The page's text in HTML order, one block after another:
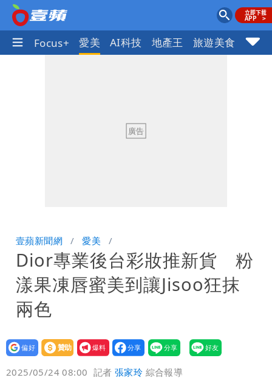
題 Focus+ 愛美 AI科技 地產王 旅遊美食 車市
壹蘋新聞網 愛美
Dior專業後台彩妝推新貨 粉
漾果凍唇蜜美到讓Jisoo狂抹
兩色
設為
贊助
我要
爆料
2025/05/24 08:00 記者張家玲 綜合報導